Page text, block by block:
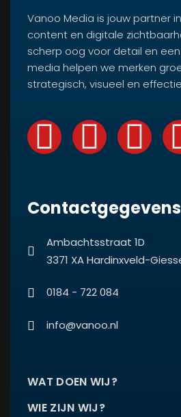
Vanoo Media is jouw partner
content en digitale
scherp oog voor detail en
media helpen we merken
strategisch, visueel en
Contactgegevens
Ambachtsstraat 1D
3371 XA Hardinxveld-
0184 - 722 084
info@vanoo.nl
WAT DOEN WIJ?
WIE ZIJN WIJ?